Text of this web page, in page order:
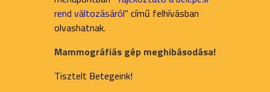
rend változásáról" című felhívásban
olvashatnak.
Mammográfiás gép meghibásodása!
Tisztelt Betegeink!